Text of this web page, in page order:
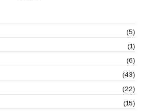
(5)
(1)
(6)
(43)
(22)
(15)